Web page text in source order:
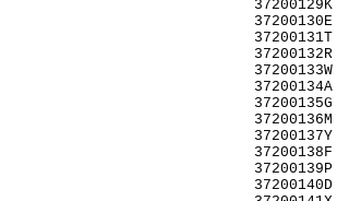
37200129K
37200130E
37200131T
37200132R
37200133W
37200134A
37200135G
37200136M
37200137Y
37200138F
37200139P
37200140D